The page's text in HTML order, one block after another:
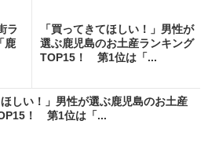
ラ
鹿
「買ってきてほしい！」男性が
選ぶ鹿児島のお土産ランキング
TOP15！ 第1位は「...
ほしい！」男性が選ぶ鹿児島のお土産
！ 第1位は「...